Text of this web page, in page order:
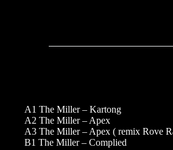
A1 The Miller – Kartong
A2 The Miller – Apex
A3 The Miller – Apex ( remix Rove
B1 The Miller – Complied